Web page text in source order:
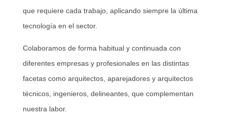
que requiere cada trabajo, aplicando siempre la última
tecnología en el sector.
Colaboramos de forma habitual y continuada con
diferentes empresas y profesionales en las distintas
facetas como arquitectos, aparejadores y arquitectos
técnicos, ingenieros, delineantes, que complementan
nuestra labor.